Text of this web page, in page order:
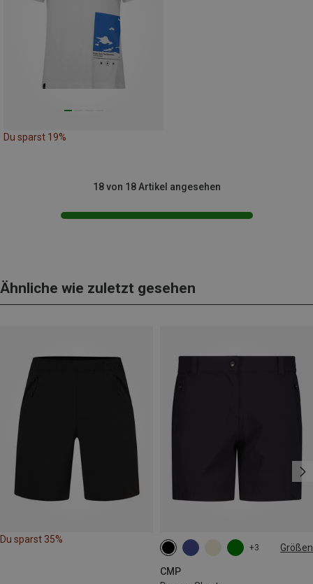
Du sparst 19%
18 von 18 Artikel angesehen
Ähnliche wie zuletzt gesehen
Du sparst 35%
+3 Größen
CMP
XXS M L